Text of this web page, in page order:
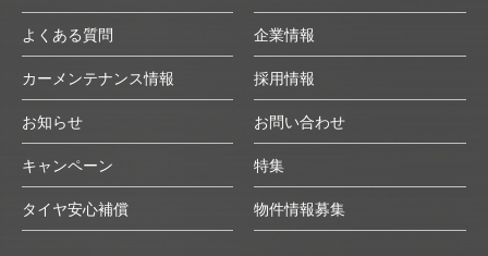
よくある質問 企業情報
カーメンテナンス情報 採用情報
お知らせ お問い合わせ
キャンペーン 特集
タイヤ安心補償 物件情報募集